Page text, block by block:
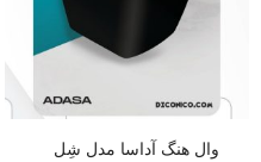
وال هنگ آداسا مدل شِل